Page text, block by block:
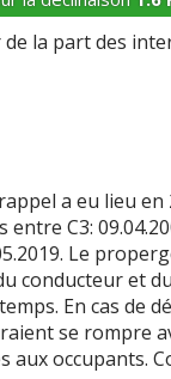
de capteu a ...
car il
5.4 pourcent
justification
une
HS à
ne veut rien
véhicule il est
affichée
déclinaison1.6
la part des
a eu lieu
C3:
Le
conducteur et
En cas de
se rompre
aux occupants.